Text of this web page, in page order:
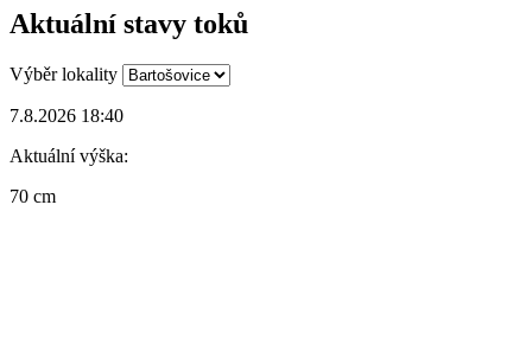
Aktuální stavy toků
Výběr lokality
7.8.2026 18:40
Aktuální výška:
70 cm